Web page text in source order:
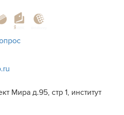
Мира д.95, стр 1, институт